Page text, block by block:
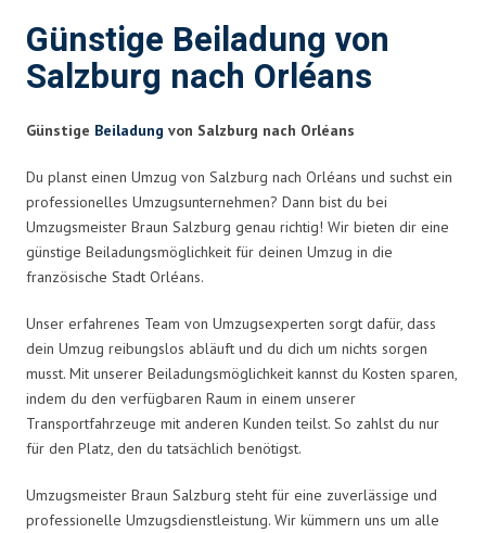
Günstige Beiladung von
Salzburg nach Orléans
Günstige Beiladung von Salzburg nach Orléans
Du planst einen Umzug von Salzburg nach Orléans und suchst ein
professionelles Umzugsunternehmen? Dann bist du bei
Umzugsmeister Braun Salzburg genau richtig! Wir bieten dir eine
günstige Beiladungsmöglichkeit für deinen Umzug in die
französische Stadt Orléans.
Unser erfahrenes Team von Umzugsexperten sorgt dafür, dass
dein Umzug reibungslos abläuft und du dich um nichts sorgen
musst. Mit unserer Beiladungsmöglichkeit kannst du Kosten sparen,
indem du den verfügbaren Raum in einem unserer
Transportfahrzeuge mit anderen Kunden teilst. So zahlst du nur
für den Platz, den du tatsächlich benötigst.
Umzugsmeister Braun Salzburg steht für eine zuverlässige und
professionelle Umzugsdienstleistung. Wir kümmern uns um alle